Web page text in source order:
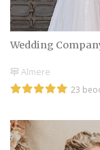
Wedding
Almere
23